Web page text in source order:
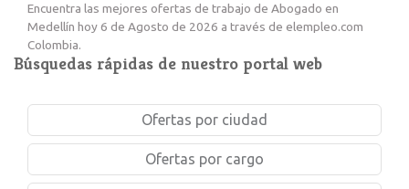
Encuentra las mejores ofertas de trabajo de Abogado en
Medellín hoy 6 de Agosto de 2026 a través de elempleo.com
Colombia.
Búsquedas rápidas de nuestro portal web
Ofertas por ciudad
Ofertas por cargo